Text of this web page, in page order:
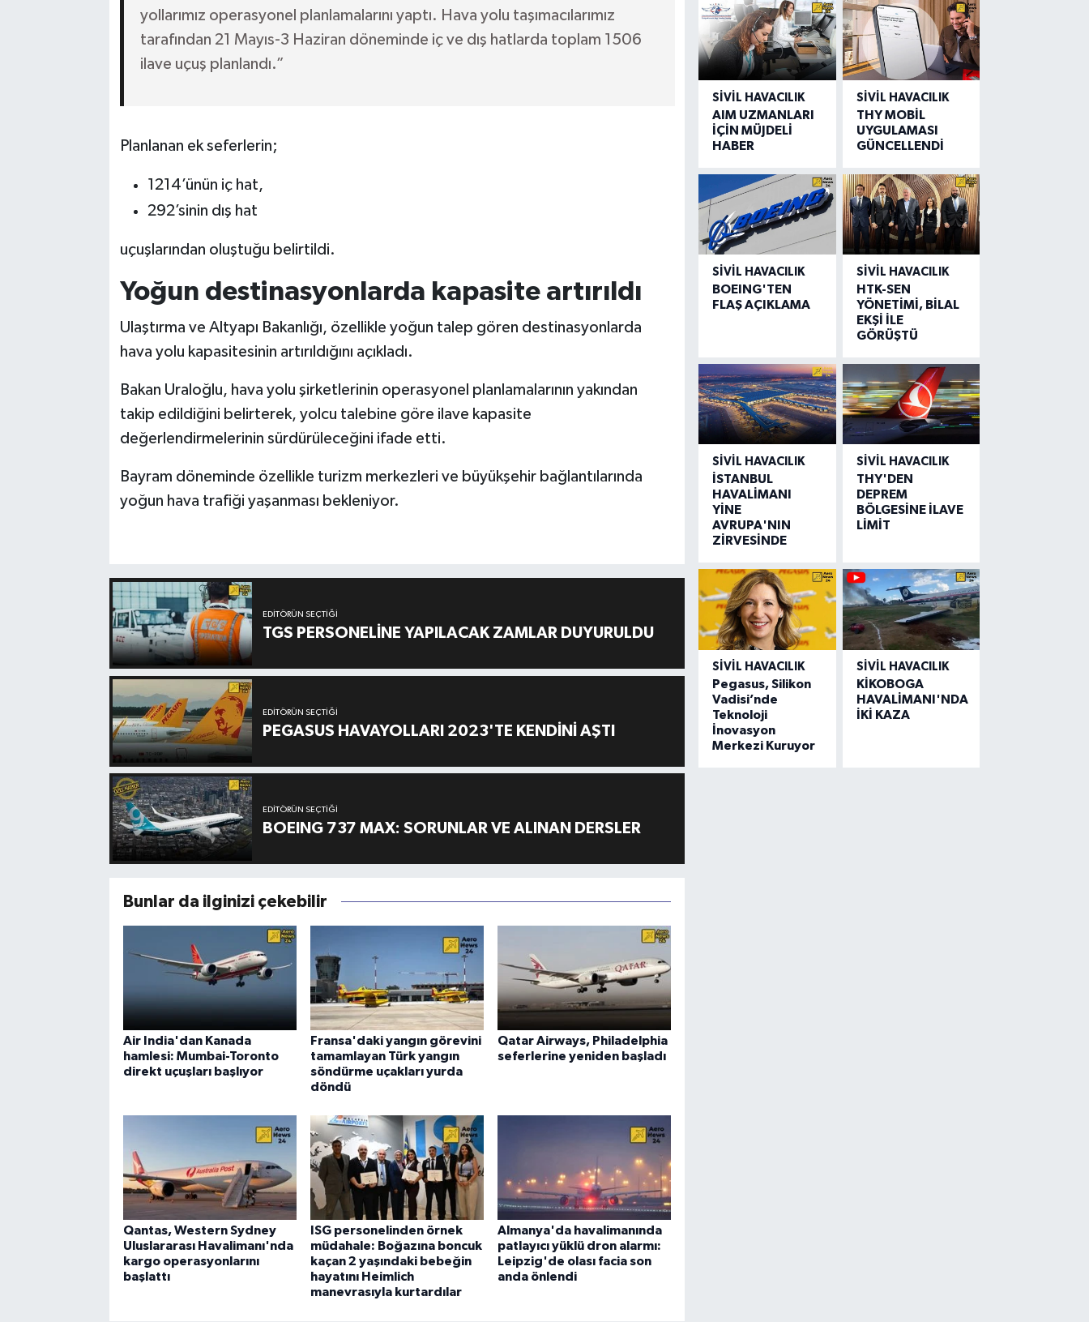
yollarımız operasyonel planlamalarını yaptı. Hava yolu taşımacılarımız
tarafından 21 Mayıs-3 Haziran döneminde iç ve dış hatlarda toplam 1506
ilave uçuş planlandı.”
Planlanan ek seferlerin;
1214’ünün iç hat,
292’sinin dış hat
uçuşlarından oluştuğu belirtildi.
Yoğun destinasyonlarda kapasite artırıldı
Ulaştırma ve Altyapı Bakanlığı, özellikle yoğun talep gören destinasyonlarda
hava yolu kapasitesinin artırıldığını açıkladı.
Bakan Uraloğlu, hava yolu şirketlerinin operasyonel planlamalarının yakından
takip edildiğini belirterek, yolcu talebine göre ilave kapasite
değerlendirmelerinin sürdürüleceğini ifade etti.
Bayram döneminde özellikle turizm merkezleri ve büyükşehir bağlantılarında
yoğun hava trafiği yaşanması bekleniyor.
EDITÖRÜN SEÇTIĞI
TGS PERSONELİNE YAPILACAK ZAMLAR DUYURULDU
EDITÖRÜN SEÇTIĞI
PEGASUS HAVAYOLLARI 2023'TE KENDİNİ AŞTI
EDITÖRÜN SEÇTIĞI
BOEING 737 MAX: SORUNLAR VE ALINAN DERSLER
Bunlar da ilginizi çekebilir
Air India'dan Kanada
hamlesi: Mumbai-Toronto
direkt uçuşları başlıyor
Fransa'daki yangın görevini
tamamlayan Türk yangın
söndürme uçakları yurda
döndü
Qatar Airways, Philadelphia
seferlerine yeniden başladı
Qantas, Western Sydney
Uluslararası Havalimanı'nda
kargo operasyonlarını
başlattı
ISG personelinden örnek
müdahale: Boğazına boncuk
kaçan 2 yaşındaki bebeğin
hayatını Heimlich
manevrasıyla kurtardılar
Almanya'da havalimanında
patlayıcı yüklü dron alarmı:
Leipzig'de olası facia son
anda önlendi
SIVIL HAVACILIK
AIM UZMANLARI
İÇİN MÜJDELİ
HABER
SIVIL HAVACILIK
THY MOBİL
UYGULAMASI
GÜNCELLENDİ
SIVIL HAVACILIK
BOEING'TEN
FLAŞ AÇIKLAMA
SIVIL HAVACILIK
HTK-SEN
YÖNETİMİ, BİLAL
EKŞİ İLE
GÖRÜŞTÜ
SIVIL HAVACILIK
İSTANBUL
HAVALİMANI
YİNE
AVRUPA'NIN
ZİRVESİNDE
SIVIL HAVACILIK
THY'DEN
DEPREM
BÖLGESİNE İLAVE
LİMİT
SIVIL HAVACILIK
Pegasus, Silikon
Vadisi’nde
Teknoloji
İnovasyon
Merkezi Kuruyor
SIVIL HAVACILIK
KİKOBOGA
HAVALİMANI'NDA
İKİ KAZA